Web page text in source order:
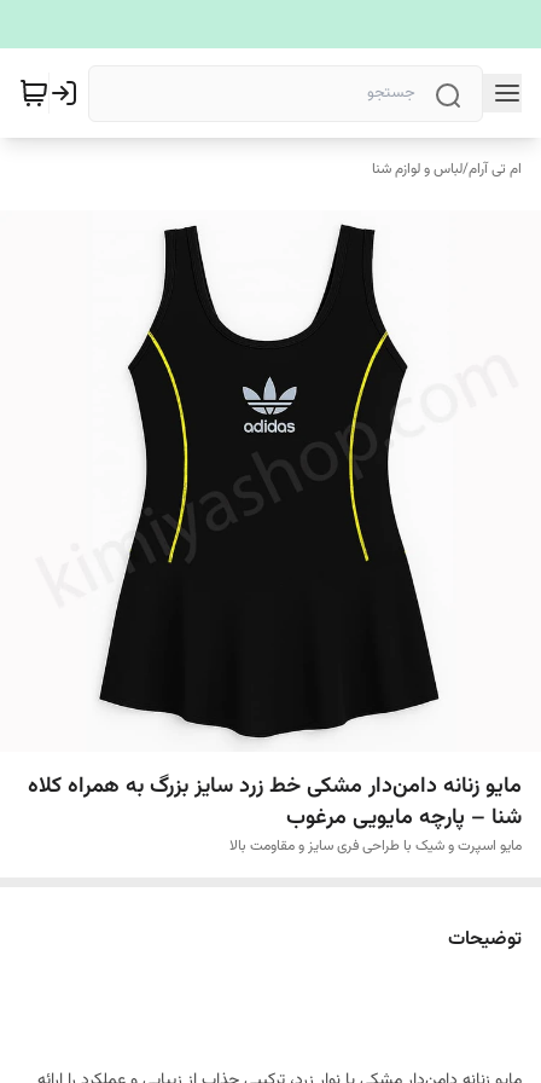
ام تی آرام/لباس و لوازم شنا
مایو زنانه دامن‌دار مشکی خط زرد سایز بزرگ به همراه کلاه
شنا – پارچه مایویی مرغوب
مایو اسپرت و شیک با طراحی فری سایز و مقاومت بالا
توضیحات